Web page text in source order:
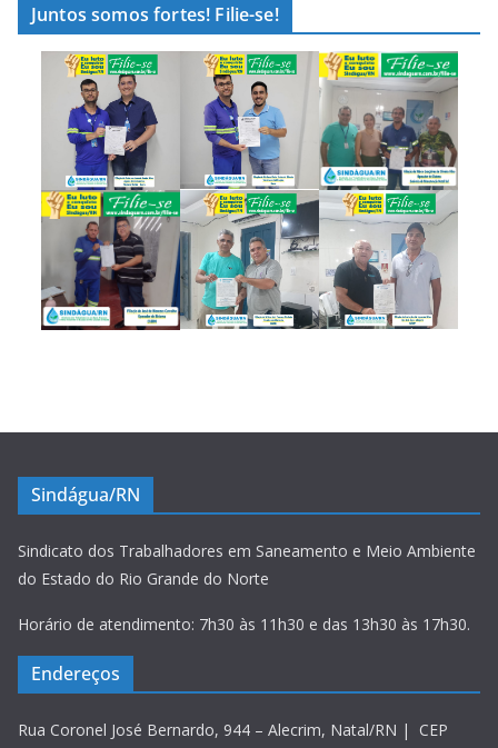
Juntos somos fortes! Filie-se!
Sindágua/RN
Sindicato dos Trabalhadores em Saneamento e Meio Ambiente
do Estado do Rio Grande do Norte
Horário de atendimento: 7h30 às 11h30 e das 13h30 às 17h30.
Endereços
Rua Coronel José Bernardo, 944 – Alecrim, Natal/RN | CEP